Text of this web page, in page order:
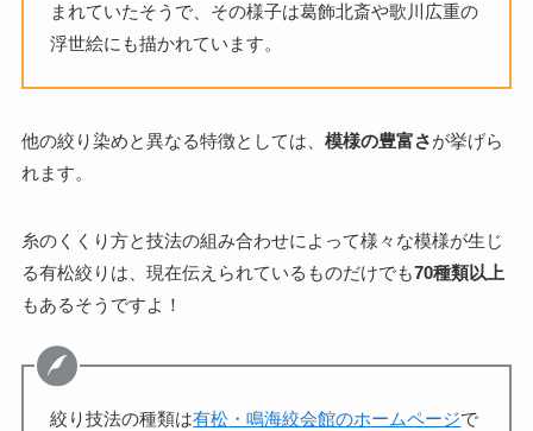
まれていたそうで、その様子は葛飾北斎や歌川広重の
浮世絵にも描かれています。
他の絞り染めと異なる特徴としては、 模様の豊富さが挙げら
れます。
糸のくくり方と技法の組み合わせによって様々な模様が生じ
る有松絞りは、現在伝えられているものだけでも70種類以上
もあるそうですよ！
絞り技法の種類は有松・鳴海絞会館のホームページで